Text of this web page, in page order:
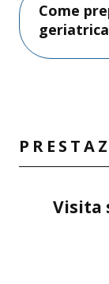
Come
Visita